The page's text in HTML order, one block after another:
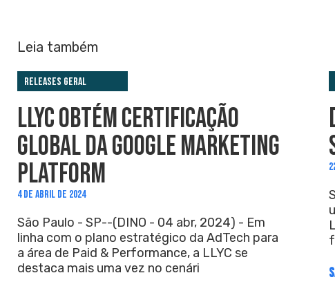
Leia também
Releases Geral
LLYC OBTÉM CERTIFICAÇÃO
GLOBAL DA GOOGLE MARKETING
PLATFORM
4 DE ABRIL DE 2024
São Paulo - SP--(DINO - 04 abr, 2024) - Em
linha com o plano estratégico da AdTech para
a área de Paid & Performance, a LLYC se
destaca mais uma vez no cenári